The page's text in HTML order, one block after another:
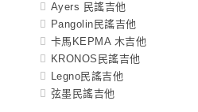
Ayers 民謠吉他
Pangolin民謠吉他
卡馬KEPMA 木吉他
KRONOS民謠吉他
Legno民謠吉他
弦墨民謠吉他